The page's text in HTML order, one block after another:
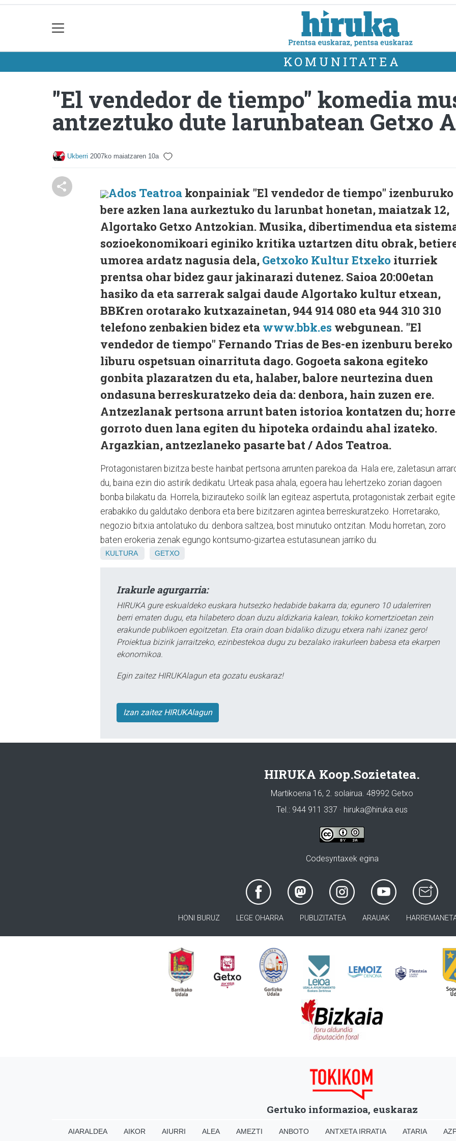
KOMUNITATEA
"El vendedor de tiempo" komedia
antzeztuko dute larunbatean Getxo
Ukberri 2007ko maiatzaren 10a
Ados Teatroa konpainiak "El vendedor de tiempo" izenburuko
bere azken lana aurkeztuko du larunbat honetan, maiatzak 12,
Algortako Getxo Antzokian. Musika, dibertimendua eta
sozioekonomikoari eginiko kritika uztartzen ditu obrak,
umorea ardatz nagusia dela, Getxoko Kultur Etxeko iturriek
prentsa ohar bidez gaur jakinarazi dutenez. Saioa 20:00etan
hasiko da eta sarrerak salgai daude Algortako kultur etxean,
BBKren orotarako kutxazainetan, 944 914 080 eta 944 310 310
telefono zenbakien bidez eta www.bbk.es webgunean. "El
vendedor de tiempo" Fernando Trias de Bes-en izenburu bereko
liburu ospetsuan oinarrituta dago. Gogoeta sakona egiteko
gonbita plazaratzen du eta, halaber, balore neurtezina duen
ondasuna berreskuratzeko deia da: denbora, hain zuzen ere.
Antzezlanak pertsona arrunt baten istorioa kontatzen du;
gorroto duen lana egiten du hipoteka ordaindu ahal izateko.
Argazkian, antzezlaneko pasarte bat / Ados Teatroa.
Protagonistaren bizitza beste hainbat pertsona arrunten parekoa da. Hala ere, zaletasun
du, baina ezin dio astirik dedikatu. Urteak pasa ahala, egoera hau lehertzeko zorian dagoen
bonba bilakatu da. Horrela, bizirauteko soilik lan egiteaz aspertuta, protagonistak zerbait
erabakiko du galdutako denbora eta bere bizitzaren agintea berreskuratzeko. Horretarako,
negozio bitxia antolatuko du: denbora saltzea, bost minutuko ontzitan. Modu horretan, zoro
baten erokeria zenak egungo kontsumo-gizartea estutasunean jarriko du.
KULTURA GETXO
Irakurle agurgarria:
HIRUKA gure eskualdeko euskara hutsezko hedabide bakarra da; egunero 10 udalerriren
berri ematen dugu, eta hilabetero doan duzu aldizkaria kalean, tokiko komertzioetan zein
erakunde publikoen egoitzetan. Eta orain doan bidaliko dizugu etxera nahi izanez gero!
Proiektua bizirik jarraitzeko, ezinbestekoa dugu zu bezalako irakurleen babesa eta ekarpen
ekonomikoa.
Egin zaitez HIRUKAlagun eta gozatu euskaraz!
Izan zaitez HIRUKAlagun
HIRUKA Koop.Sozietatea.
Martikoena 16, 2. solairua. 48992 Getxo
Tel.: 944 911 337 · hiruka@hiruka.eus
Codesyntaxek egina
HONI BURUZ LEGE OHARRA PUBLIZITATEA ARAUAK
Gertuko informazioa, euskaraz
AIARALDEA AIKOR AIURRI ALEA AMEZTI ANBOTO ANTXETA IRRATIA ATARIA